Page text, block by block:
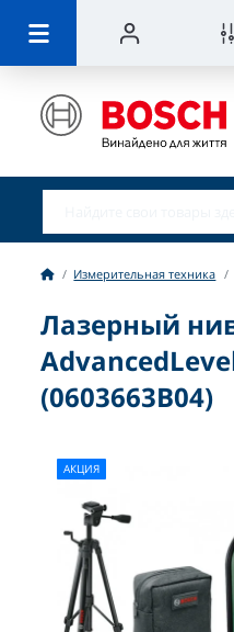
Измерительная техника
Лазерный
(0603663B04)
АКЦИЯ